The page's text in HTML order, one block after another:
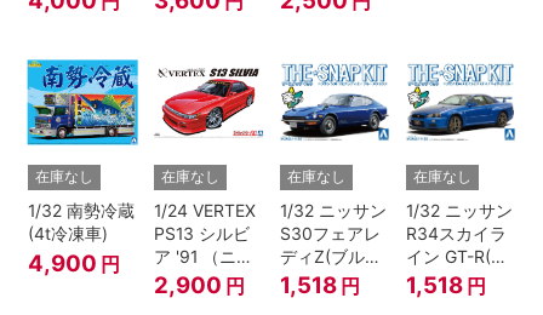
在庫なし
1/32 南勢冷蔵
(4t冷凍車)
4,900 円
在庫なし
1/24 VERTEX
PS13 シルビ
ア '91 （ニッ
サン）
2,900 円
在庫なし
1/32 ニッサン
S30フェアレ
ディZ(ブルー
メタリック)
1,518 円
在庫なし
1/32 ニッサン
R34スカイラ
イン GT-R(ベ
イサイドブル
ー)
1,518 円